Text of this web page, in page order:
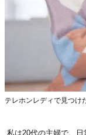
テレホンレディで見つけ
私は20代の主婦で、